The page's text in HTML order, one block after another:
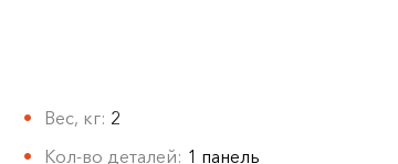
Вес, кг: 2
Кол-во деталей: 1 панель